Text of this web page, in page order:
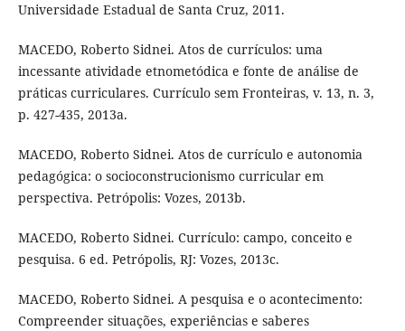
Universidade Estadual de Santa Cruz, 2011.
MACEDO, Roberto Sidnei. Atos de currículos: uma
incessante atividade etnometódica e fonte de análise de
práticas curriculares. Currículo sem Fronteiras, v. 13, n. 3,
p. 427-435, 2013a.
MACEDO, Roberto Sidnei. Atos de currículo e autonomia
pedagógica: o socioconstrucionismo curricular em
perspectiva. Petrópolis: Vozes, 2013b.
MACEDO, Roberto Sidnei. Currículo: campo, conceito e
pesquisa. 6 ed. Petrópolis, RJ: Vozes, 2013c.
MACEDO, Roberto Sidnei. A pesquisa e o acontecimento:
Compreender situações, experiências e saberes